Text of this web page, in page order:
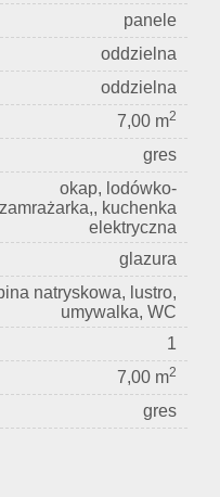
panele
oddzielna
oddzielna
7,00 m2
gres
okap, lodówko-
zamrażarka,, kuchenka
elektryczna
glazura
natryskowa, lustro,
umywalka, WC
1
7,00 m2
gres